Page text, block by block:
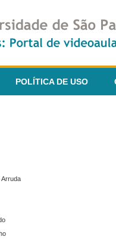
POLÍTICA DE USO
Arruda